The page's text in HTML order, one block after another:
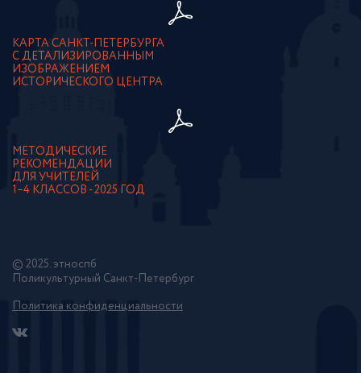
КАРТА САНКТ-ПЕТЕРБУРГА
С ДЕТАЛИЗИРОВАННЫМ
ИЗОБРАЖЕНИЕМ
ИСТОРИЧЕСКОГО ЦЕНТРА
МЕТОДИЧЕСКИЕ
РЕКОМЕНДАЦИИ
ДЛЯ УЧИТЕЛЕЙ
1–4 КЛАССОВ - 2025 ГОД
© 2025. этноспб
Поликультурный Санкт-Петербург
Политика конфиденциальности